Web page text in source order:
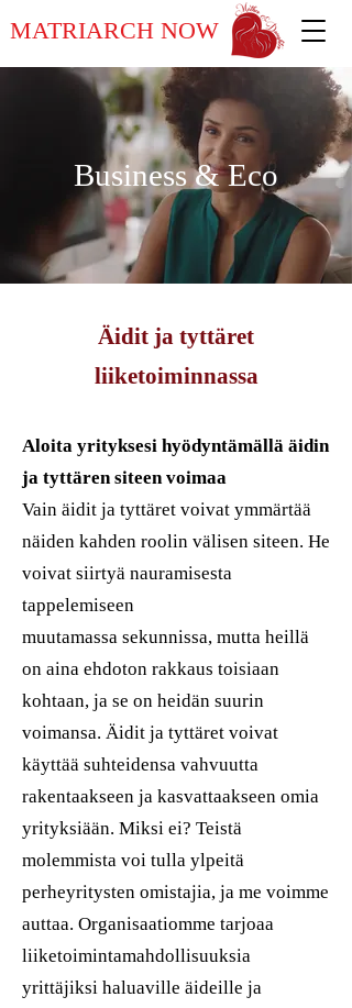
MATRIARCH NOW
Business & Eco
Äidit ja tyttäret
liiketoiminnassa
Aloita yrityksesi hyödyntämällä äidin
ja tyttären siteen voimaa
Vain äidit ja tyttäret voivat ymmärtää
näiden kahden roolin välisen siteen. He
voivat siirtyä nauramisesta
tappelemiseen
muutamassa sekunnissa, mutta heillä
on aina ehdoton rakkaus toisiaan
kohtaan, ja se on heidän suurin
voimansa. Äidit ja tyttäret voivat
käyttää suhteidensa vahvuutta
rakentaakseen ja kasvattaakseen omia
yrityksiään. Miksi ei? Teistä
molemmista voi tulla ylpeitä
perheyritysten omistajia, ja me voimme
auttaa. Organisaatiomme tarjoaa
liiketoimintamahdollisuuksia
yrittäjiksi haluaville äideille ja